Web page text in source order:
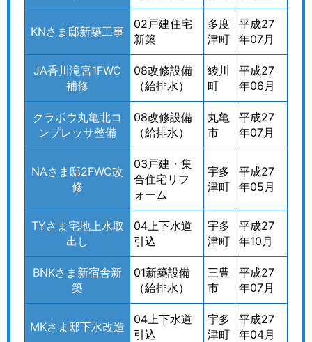
KNさま邸新築工事
02戸建住宅
新築
多度
津町
平成27
年07月
JA香川滝宮1FWC
補修
08改修設備
（給排水）
綾川
町
平成27
年06月
クラボウ丸亀北コ
ンプレッサ整備
08改修設備
（給排水）
丸亀
市
平成27
年07月
NAさま邸2FWC改
修
03戸建・集
合住宅リフ
ォーム
宇多
津町
平成27
年05月
TYさま宅地上水取
出し
04上下水道
引込
宇多
津町
平成27
年10月
BNKさま新宿舎新
築
01新築設備
（給排水）
三豊
市
平成27
年07月
MKさま邸下水改造
04上下水道
引込
宇多
津町
平成27
年04月